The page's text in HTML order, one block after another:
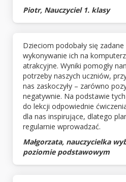
Piotr, Nauczyciel 1. klasy
Dzieciom podobały się
wykonywanie ich na
atrakcyjne. Wyniki pomogły
potrzeby naszych uczniów,
nas zaskoczyły – zarówno
negatywnie. Na podstawie
do lekcji odpowiednie
dla nas inspirujące, dlatego
regularnie wprowadzać.
Małgorzata, nauczycielka
poziomie podstawowym